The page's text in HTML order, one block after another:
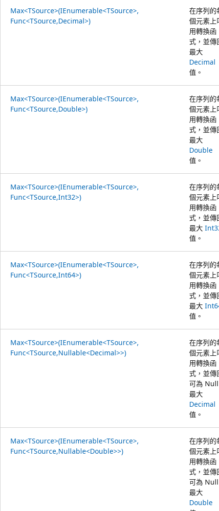
Max<TSource>(IEnumerable<TSource>,
Func<TSource,Decimal>)
在序列的
個元素上
用轉換函
式，並傳
最大
Decimal
值。
Max<TSource>(IEnumerable<TSource>,
Func<TSource,Double>)
在序列的
個元素上
用轉換函
式，並傳
最大
Double
值。
Max<TSource>(IEnumerable<TSource>,
Func<TSource,Int32>)
在序列的
個元素上
用轉換函
式，並傳
最大
值。
Max<TSource>(IEnumerable<TSource>,
Func<TSource,Int64>)
在序列的
個元素上
用轉換函
式，並傳
最大
值。
Max<TSource>(IEnumerable<TSource>,
Func<TSource,Nullable<Decimal>>)
在序列的
個元素上
用轉換函
式，並傳
可為
最大
Decimal
值。
Max<TSource>(IEnumerable<TSource>,
Func<TSource,Nullable<Double>>)
在序列的
個元素上
用轉換函
式，並傳
可為
最大
Double